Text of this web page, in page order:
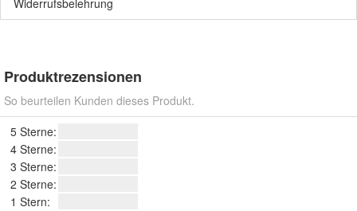
Widerrufsbelehrung
Produktrezensionen
So beurteilen Kunden dieses Produkt.
5 Sterne:
4 Sterne:
3 Sterne:
2 Sterne:
1 Stern: